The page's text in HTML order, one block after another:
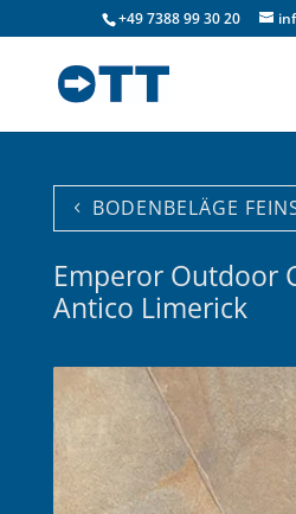
+49 7388 99 30 20
BODENBELÄGE
Emperor Outdoor
Antico Limerick